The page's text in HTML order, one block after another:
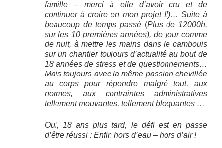
famille – merci à elle d’avoir cru et de
continuer à croire en mon projet !!)… Suite à
beaucoup de temps passé (Plus de 12000h.
sur les 10 premières années), de jour comme
de nuit, à mettre les mains dans le cambouis
sur un chantier toujours d’actualité au bout de
18 années de stress et de questionnements…
Mais toujours avec la même passion chevillée
au corps pour répondre malgré tout, aux
normes, aux contraintes administratives
tellement mouvantes, tellement bloquantes …
Oui, 18 ans plus tard, le défi est en passe
d’être réussi : Enfin hors d’eau – hors d’air !